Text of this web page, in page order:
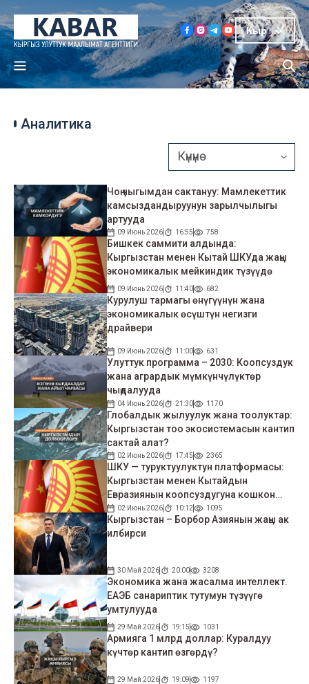
Кыр
Аналитика
Чоң чыгымдан сактануу: Мамлекеттик
камсыздандыруунун зарылчылыгы
артууда
09 Июнь 2026 16:55 758
Бишкек саммити алдында:
Кыргызстан менен Кытай ШКУда жаңы
экономикалык мейкиндик түзүүдө
09 Июнь 2026 11:40 682
Курулуш тармагы өнүгүүнүн жана
экономикалык өсүштүн негизги
драйвери
09 Июнь 2026 11:00 631
Улуттук программа – 2030: Коопсуздук
жана агрардык мүмкүнчүлүктөр
чыңдалууда
04 Июнь 2026 21:30 1170
Глобалдык жылуулук жана тоолуктар:
Кыргызстан тоо экосистемасын кантип
сактай алат?
02 Июнь 2026 17:45 2365
ШКУ — туруктуулуктун платформасы:
Кыргызстан менен Кытайдын
Евразиянын коопсуздугуна кошкон
салымы
02 Июнь 2026 10:12 1095
Кыргызстан – Борбор Азиянын жаңы ак
илбирси
30 Май 2026 20:00 3208
Экономика жана жасалма интеллект.
ЕАЭБ санариптик тутумун түзүүгө
умтулууда
29 Май 2026 19:15 1031
Армияга 1 млрд доллар: Куралдуу
күчтөр кантип өзгөрдү?
29 Май 2026 19:09 1197